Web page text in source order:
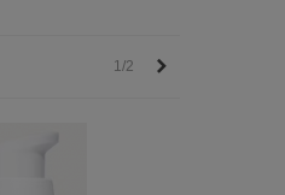
1/2